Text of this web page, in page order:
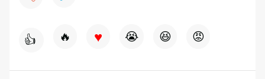
👍 🔥 ♥ 😭 😆 😡